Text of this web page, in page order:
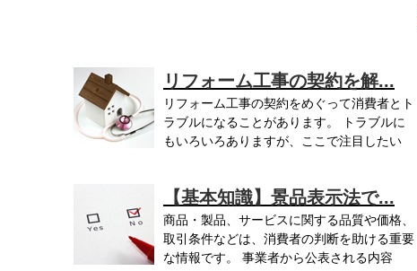
リフォーム工事の契約を解...
リフォーム工事の契約をめぐって消費者とト
ラブルになることがあります。 トラブルに
もいろいろありますが、ここで注目したい
【基本知識】景品表示法で...
商品・製品、サービスに関する品質や価格、
取引条件などは、消費者の判断を助ける重要
な情報です。 事業者から公表される内容